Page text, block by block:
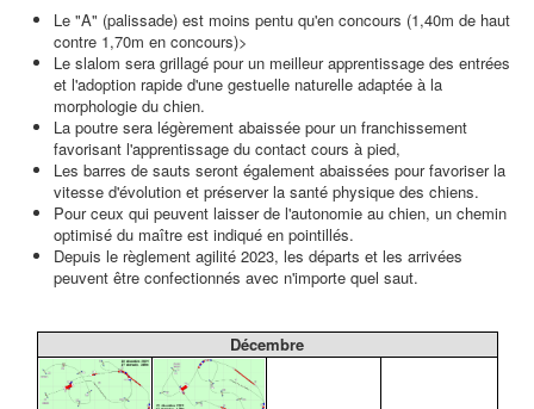
Le "A" (palissade) est moins pentu qu'en concours (1,40m de haut
contre 1,70m en concours)>
Le slalom sera grillagé pour un meilleur apprentissage des entrées
et l'adoption rapide d'une gestuelle naturelle adaptée à la
morphologie du chien.
La poutre sera légèrement abaissée pour un franchissement
favorisant l'apprentissage du contact cours à pied,
Les barres de sauts seront également abaissées pour favoriser la
vitesse d'évolution et préserver la santé physique des chiens.
Pour ceux qui peuvent laisser de l'autonomie au chien, un chemin
optimisé du maître est indiqué en pointillés.
Depuis le règlement agilité 2023, les départs et les arrivées
peuvent être confectionnés avec n'importe quel saut.
Décembre